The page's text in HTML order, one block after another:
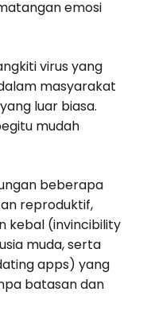
emosi
virus yang
masyarakat
luar biasa.
mudah
beberapa
reproduktif,
kebal (invincibility
muda, serta
apps) yang
batasan dan